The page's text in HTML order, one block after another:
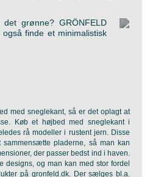
grønne? GRÖNFELD
finde et minimalistisk
med sneglekant, så er det oplagt at
Køb et højbed med sneglekant i
rå modeller i rustent jern. Disse
pladerne, så man kan
der passer bedst ind i haven.
designs, og man kan med stor fordel
på gronfeld.dk. Der sælges bl.a.